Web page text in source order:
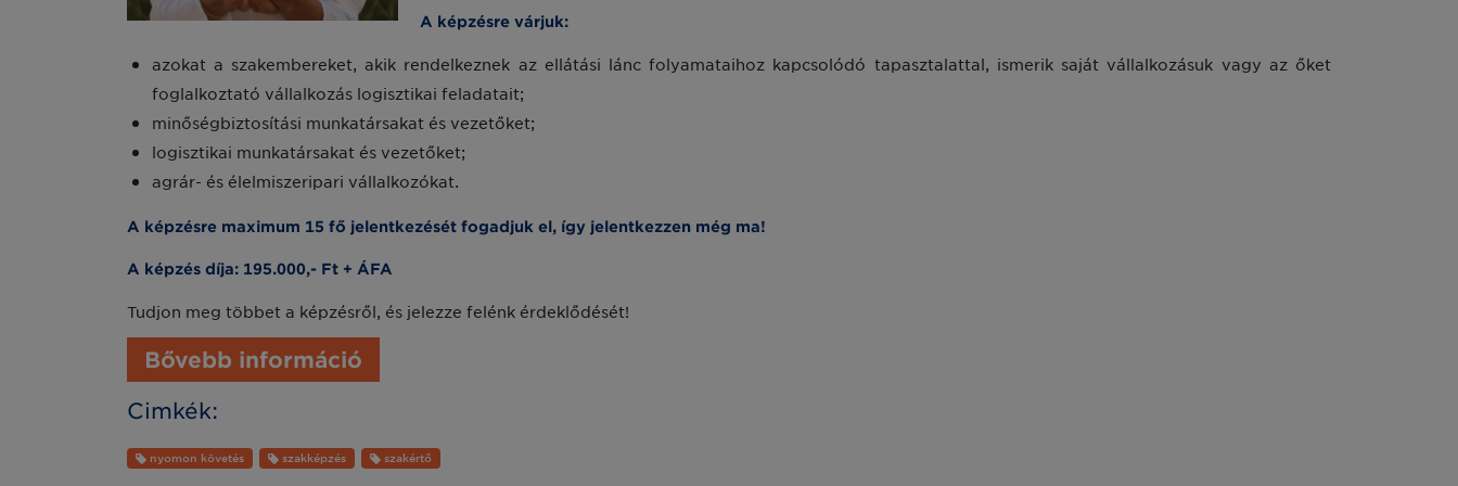
A képzésre várjuk:
azokat a szakembereket, akik rendelkeznek az ellátási lánc folyamataihoz kapcsolódó tapasztalattal, ismerik saját vállalkozásuk vagy az őket
foglalkoztató vállalkozás logisztikai feladatait;
minőségbiztosítási munkatársakat és vezetőket;
logisztikai munkatársakat és vezetőket;
agrár- és élelmiszeripari vállalkozókat.
A képzésre maximum 15 fő jelentkezését fogadjuk el, így jelentkezzen még ma!
A képzés díja: 195.000,- Ft + ÁFA
Tudjon meg többet a képzésről, és jelezze felénk érdeklődését!
Bővebb információ
Cimkék:
nyomon követés szakképzés szakértő